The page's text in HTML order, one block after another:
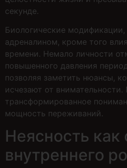
секунде.
Биологические
адреналином, кроме того
времени. Немало личности
повышенного давления
позволяя заметить нюансы,
исчезают от внимательности.
трансформированное
мощность переживаний.
Неясность как
внутреннего